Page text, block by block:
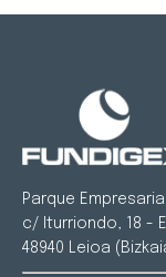
Parque
c/ Iturriondo, 18 -
48940 Leioa